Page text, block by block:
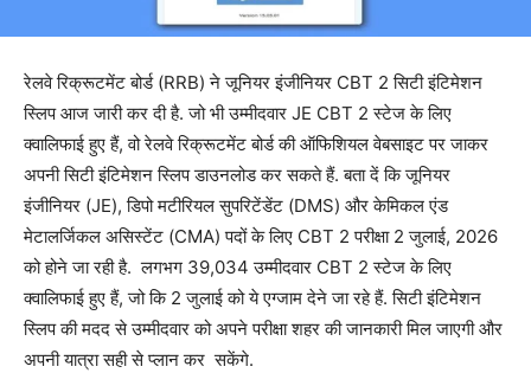
रेलवे रिक्रूटमेंट बोर्ड (RRB) ने जूनियर इंजीनियर CBT 2 सिटी इंटिमेशन
स्लिप आज जारी कर दी है. जो भी उम्मीदवार JE CBT 2 स्टेज के लिए
क्वालिफाई हुए हैं, वो रेलवे रिक्रूटमेंट बोर्ड की ऑफिशियल वेबसाइट पर जाकर
अपनी सिटी इंटिमेशन स्लिप डाउनलोड कर सकते हैं. बता दें कि जूनियर
इंजीनियर (JE), डिपो मटीरियल सुपरिटेंडेंट (DMS) और केमिकल एंड
मेटालर्जिकल असिस्टेंट (CMA) पदों के लिए CBT 2 परीक्षा 2 जुलाई, 2026
को होने जा रही है. लगभग 39,034 उम्मीदवार CBT 2 स्टेज के लिए
क्वालिफाई हुए हैं, जो कि 2 जुलाई को ये एग्जाम देने जा रहे हैं. सिटी इंटिमेशन
स्लिप की मदद से उम्मीदवार को अपने परीक्षा शहर की जानकारी मिल जाएगी और
अपनी यात्रा सही से प्लान कर सकेंगे.